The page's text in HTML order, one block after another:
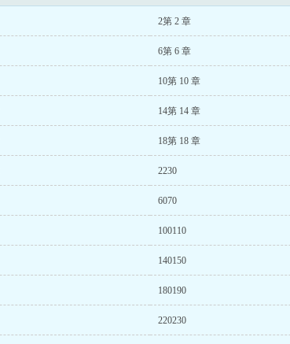
2第 2 章
6第 6 章
10第 10 章
14第 14 章
18第 18 章
2230
6070
100110
140150
180190
220230